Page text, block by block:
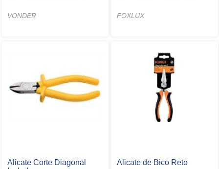
VONDER FOXLUX
Alicate Corte Diagonal
Alicate de Bico Reto